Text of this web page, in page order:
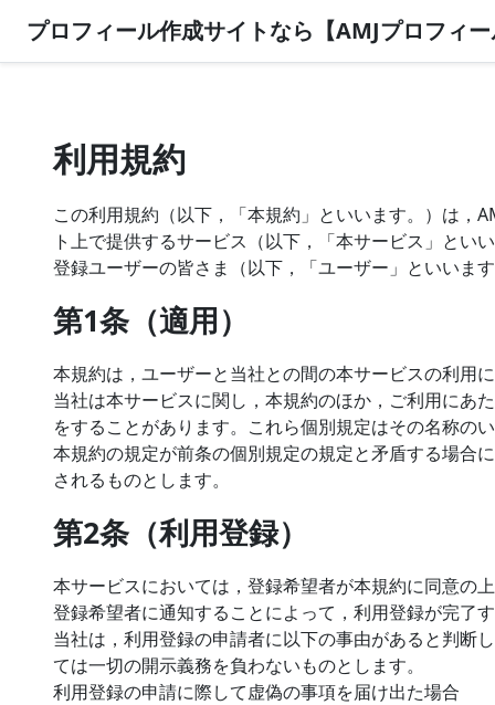
プロフィール作成サイトなら【AMJプロフィ
利用規約
この利用規約（以下，「本規約」といいます。）は，
ト上で提供するサービス（以下，「本サービス」とい
登録ユーザーの皆さま（以下，「ユーザー」といいま
第1条（適用）
本規約は，ユーザーと当社との間の本サービスの利用
当社は本サービスに関し，本規約のほか，ご利用にあ
をすることがあります。これら個別規定はその名称の
本規約の規定が前条の個別規定の規定と矛盾する場合
されるものとします。
第2条（利用登録）
本サービスにおいては，登録希望者が本規約に同意の
登録希望者に通知することによって，利用登録が完了
当社は，利用登録の申請者に以下の事由があると判断
ては一切の開示義務を負わないものとします。
利用登録の申請に際して虚偽の事項を届け出た場合